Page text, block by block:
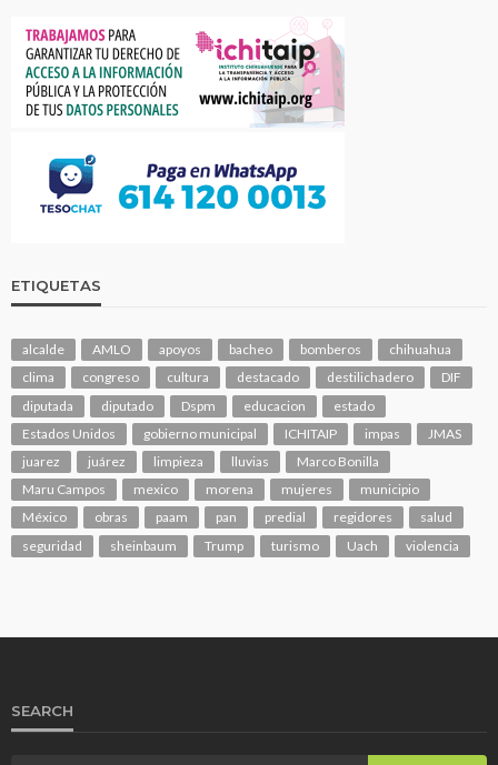
ETIQUETAS
alcalde AMLO apoyos bacheo bomberos
chihuahua
clima
congreso cultura destacado destilichadero
DIF
diputada
diputado Dspm educacion
estado
Estados Unidos
gobierno municipal ICHITAIP impas
JMAS
juarez
juárez limpieza lluvias
Marco Bonilla
Maru Campos
mexico morena mujeres
municipio
México
obras paam pan predial regidores
salud
seguridad
sheinbaum Trump turismo Uach violencia
SEARCH